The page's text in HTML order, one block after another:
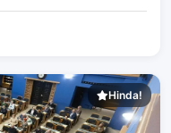
Hinda!